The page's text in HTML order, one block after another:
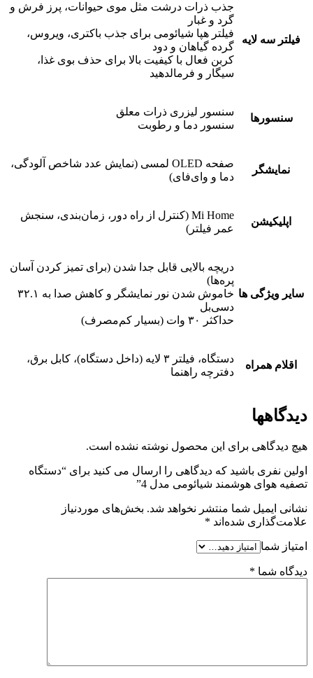
فیلتر سه لایه
جذب ذرات درشت مثل موی حیوانات، پرز فرش و
گرد و غبار
فیلتر هپا شیائومی برای جذب باکتری، ویروس،
گرده گیاهان و دود
کربن فعال با کیفیت بالا برای حذف بوی غذا،
سیگار و فرمالدهید
سنسورها
سنسور لیزری ذرات معلق
سنسور دما و رطوبت
نمایشگر
صفحه OLED لمسی (نمایش عدد شاخص آلودگی،
دما و وای‌فای)
اپلیکیشن
Mi Home (کنترل از راه دور، زمان‌بندی، سنجش
عمر فیلتر)
سایر ویژگی ها
دریچه بالایی قابل جدا شدن (برای تمیز کردن آسان
پره‌ها)
خاموش شدن نور نمایشگر و کاهش صدا به ۳۲.۱
دسی‌بل
حداکثر ۳۰ وات (بسیار کم‌مصرف)
اقلام همراه
دستگاه، فیلتر ۳ لایه (داخل دستگاه)، کابل برق،
دفترچه راهنما
دیدگاهها
هیچ دیدگاهی برای این محصول نوشته نشده است.
اولین نفری باشید که دیدگاهی را ارسال می کنید برای “دستگاه
تصفیه هوای هوشمند شیائومی مدل 4”
نشانی ایمیل شما منتشر نخواهد شد. بخش‌های موردنیاز
علامت‌گذاری شده‌اند *
امتیاز شما
دیدگاه شما *